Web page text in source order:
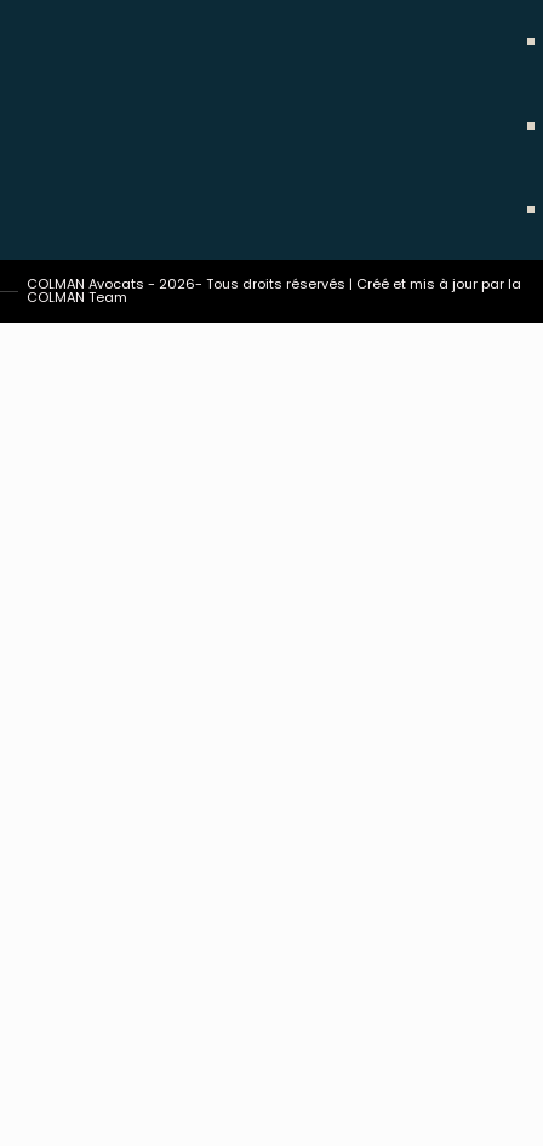
COLMAN Avocats - 2026- Tous droits réservés | Créé et mis à jour par la
COLMAN Team